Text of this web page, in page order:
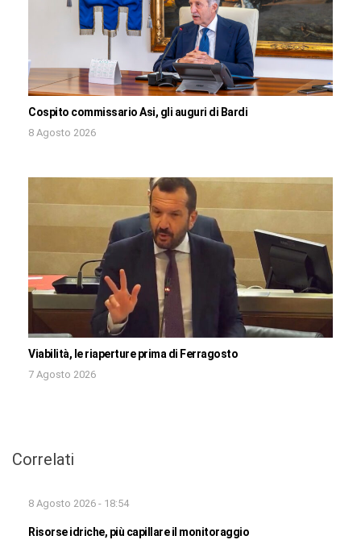
Cospito commissario Asi, gli auguri di Bardi
8 Agosto 2026
Viabilità, le riaperture prima di Ferragosto
7 Agosto 2026
Correlati
8 Agosto 2026 - 18:54
Risorse idriche, più capillare il monitoraggio